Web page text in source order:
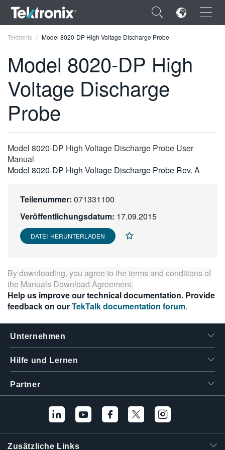
×
ENGLISH
FRANÇAIS
简体中文
日本語
한국어
繁體中文
Tektronix Model 8020-DP High Voltage Discharge Probe
Model 8020-DP High
Voltage Discharge
Probe
Model 8020-DP High Voltage Discharge Probe User
Manual
Model 8020-DP High Voltage Discharge Probe Rev. A
Teilenummer: 071331100
Veröffentlichungsdatum: 17.09.2015
DATEI HERUNTERLADEN
By downloading, you agree to the terms and conditions of
the Manuals Download Agreement.
Help us improve our technical documentation. Provide
feedback on ourTekTalk documentation forum.
Unternehmen
Hilfe und Lernen
Partner
Zusätzliche Links